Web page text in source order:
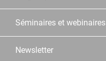
Séminaires et webinaires
Newsletter